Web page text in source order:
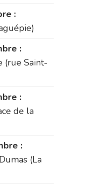
:
:
(rue Saint-
:
de la
:
(La